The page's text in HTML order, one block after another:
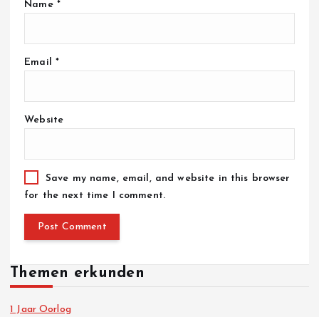
Name *
Email *
Website
Save my name, email, and website in this browser
for the next time I comment.
Themen erkunden
1 Jaar Oorlog